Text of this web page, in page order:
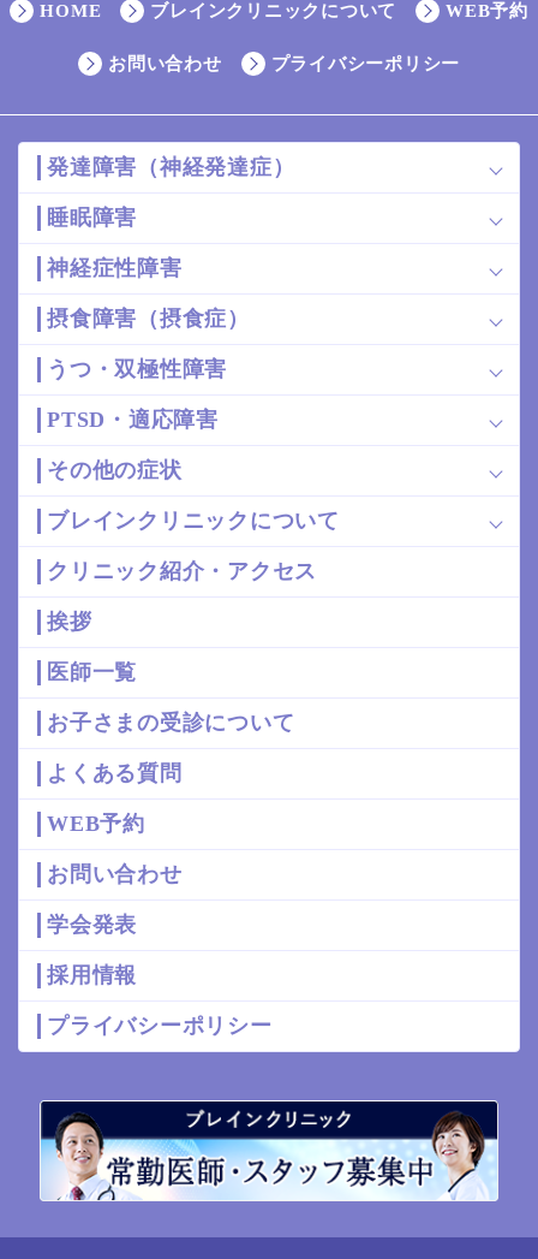
HOME ブレインクリニックについて WEB予約
お問い合わせ プライバシーポリシー
発達障害（神経発達症）
睡眠障害
神経症性障害
摂食障害（摂食症）
うつ・双極性障害
PTSD・適応障害
その他の症状
ブレインクリニックについて
クリニック紹介・アクセス
挨拶
医師一覧
お子さまの受診について
よくある質問
WEB予約
お問い合わせ
学会発表
採用情報
プライバシーポリシー